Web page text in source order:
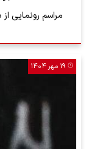
مراسم رونمایی
۱۹ مهر ۱۴۰۴